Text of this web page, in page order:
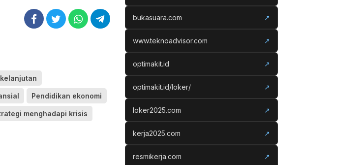
Pendidikan ekonomi
menghadapi krisis
bukasuara.com ↗
www.teknoadvisor.com ↗
optimakit.id ↗
optimakit.id/loker/ ↗
loker2025.com ↗
kerja2025.com ↗
resmikerja.com ↗